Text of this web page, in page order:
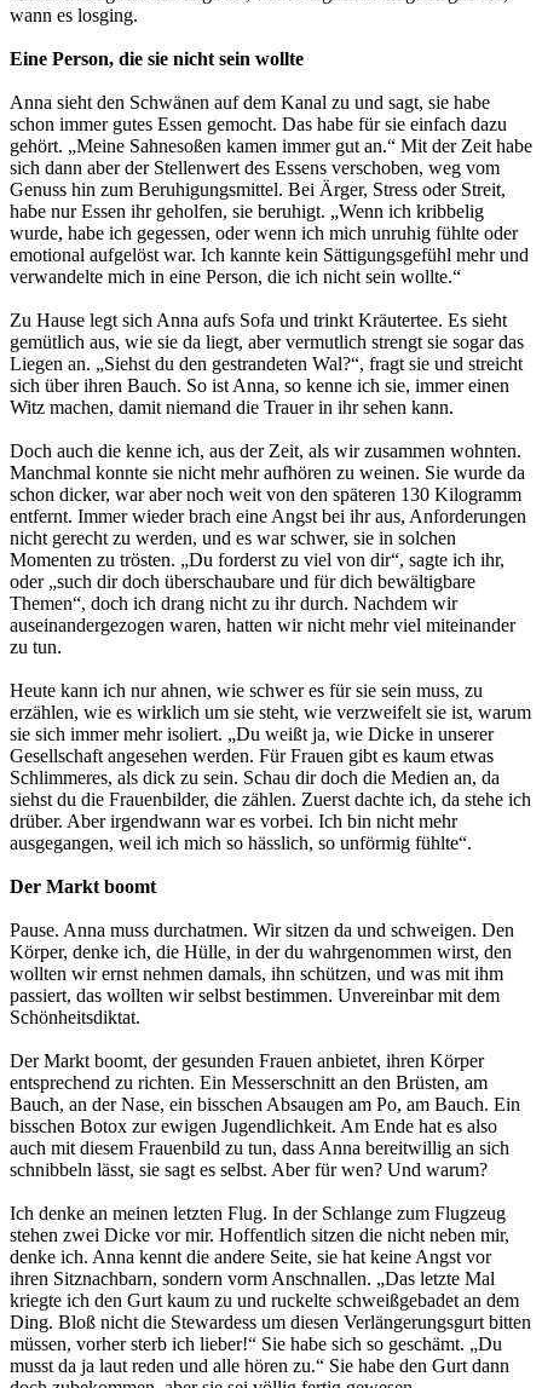
wann es losging.
Eine Person, die sie nicht sein wollte
Anna sieht den Schwänen auf dem Kanal zu und sagt, sie habe
schon immer gutes Essen gemocht. Das habe für sie einfach dazu
gehört. „Meine Sahnesoßen kamen immer gut an.“ Mit der Zeit habe
sich dann aber der Stellenwert des Essens verschoben, weg vom
Genuss hin zum Beruhigungsmittel. Bei Ärger, Stress oder Streit,
habe nur Essen ihr geholfen, sie beruhigt. „Wenn ich kribbelig
wurde, habe ich gegessen, oder wenn ich mich unruhig fühlte oder
emotional aufgelöst war. Ich kannte kein Sättigungsgefühl mehr und
verwandelte mich in eine Person, die ich nicht sein wollte.“
Zu Hause legt sich Anna aufs Sofa und trinkt Kräutertee. Es sieht
gemütlich aus, wie sie da liegt, aber vermutlich strengt sie sogar das
Liegen an. „Siehst du den gestrandeten Wal?“, fragt sie und streicht
sich über ihren Bauch. So ist Anna, so kenne ich sie, immer einen
Witz machen, damit niemand die Trauer in ihr sehen kann.
Doch auch die kenne ich, aus der Zeit, als wir zusammen wohnten.
Manchmal konnte sie nicht mehr aufhören zu weinen. Sie wurde da
schon dicker, war aber noch weit von den späteren 130 Kilogramm
entfernt. Immer wieder brach eine Angst bei ihr aus, Anforderungen
nicht gerecht zu werden, und es war schwer, sie in solchen
Momenten zu trösten. „Du forderst zu viel von dir“, sagte ich ihr,
oder „such dir doch überschaubare und für dich bewältigbare
Themen“, doch ich drang nicht zu ihr durch. Nachdem wir
auseinandergezogen waren, hatten wir nicht mehr viel miteinander
zu tun.
Heute kann ich nur ahnen, wie schwer es für sie sein muss, zu
erzählen, wie es wirklich um sie steht, wie verzweifelt sie ist, warum
sie sich immer mehr isoliert. „Du weißt ja, wie Dicke in unserer
Gesellschaft angesehen werden. Für Frauen gibt es kaum etwas
Schlimmeres, als dick zu sein. Schau dir doch die Medien an, da
siehst du die Frauenbilder, die zählen. Zuerst dachte ich, da stehe ich
drüber. Aber irgendwann war es vorbei. Ich bin nicht mehr
ausgegangen, weil ich mich so hässlich, so unförmig fühlte“.
Der Markt boomt
Pause. Anna muss durchatmen. Wir sitzen da und schweigen. Den
Körper, denke ich, die Hülle, in der du wahrgenommen wirst, den
wollten wir ernst nehmen damals, ihn schützen, und was mit ihm
passiert, das wollten wir selbst bestimmen. Unvereinbar mit dem
Schönheitsdiktat.
Der Markt boomt, der gesunden Frauen anbietet, ihren Körper
entsprechend zu richten. Ein Messerschnitt an den Brüsten, am
Bauch, an der Nase, ein bisschen Absaugen am Po, am Bauch. Ein
bisschen Botox zur ewigen Jugendlichkeit. Am Ende hat es also
auch mit diesem Frauenbild zu tun, dass Anna bereitwillig an sich
schnibbeln lässt, sie sagt es selbst. Aber für wen? Und warum?
Ich denke an meinen letzten Flug. In der Schlange zum Flugzeug
stehen zwei Dicke vor mir. Hoffentlich sitzen die nicht neben mir,
denke ich. Anna kennt die andere Seite, sie hat keine Angst vor
ihren Sitznachbarn, sondern vorm Anschnallen. „Das letzte Mal
kriegte ich den Gurt kaum zu und ruckelte schweißgebadet an dem
Ding. Bloß nicht die Stewardess um diesen Verlängerungsgurt bitten
müssen, vorher sterb ich lieber!“ Sie habe sich so geschämt. „Du
musst da ja laut reden und alle hören zu.“ Sie habe den Gurt dann